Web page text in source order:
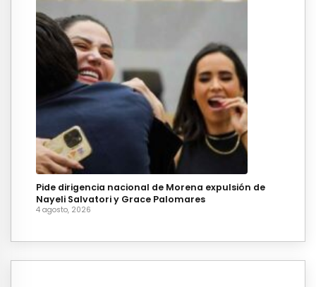
Pide dirigencia nacional de Morena expulsión de
Nayeli Salvatori y Grace Palomares
4 agosto, 2026